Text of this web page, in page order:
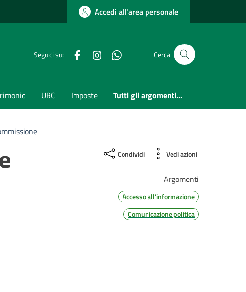
Accedi all'area personale
Seguici su: FacebookInstagramwhatsappCerca
URC Imposte Tutti gli argomenti...
Condividi Vedi azioni
Argomenti
Accesso all'informazione
Comunicazione politica